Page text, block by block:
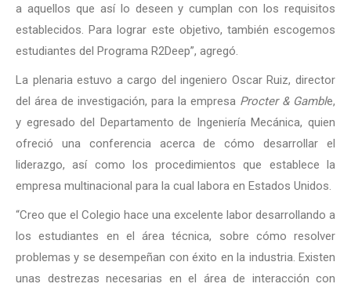
a aquellos que así lo deseen y cumplan con los requisitos
establecidos. Para lograr este objetivo, también escogemos
estudiantes del Programa R2Deep”, agregó.
La plenaria estuvo a cargo del ingeniero Oscar Ruiz, director
del área de investigación, para la empresa Procter & Gamble,
y egresado del Departamento de Ingeniería Mecánica, quien
ofreció una conferencia acerca de cómo desarrollar el
liderazgo, así como los procedimientos que establece la
empresa multinacional para la cual labora en Estados Unidos.
“Creo que el Colegio hace una excelente labor desarrollando a
los estudiantes en el área técnica, sobre cómo resolver
problemas y se desempeñan con éxito en la industria. Existen
unas destrezas necesarias en el área de interacción con